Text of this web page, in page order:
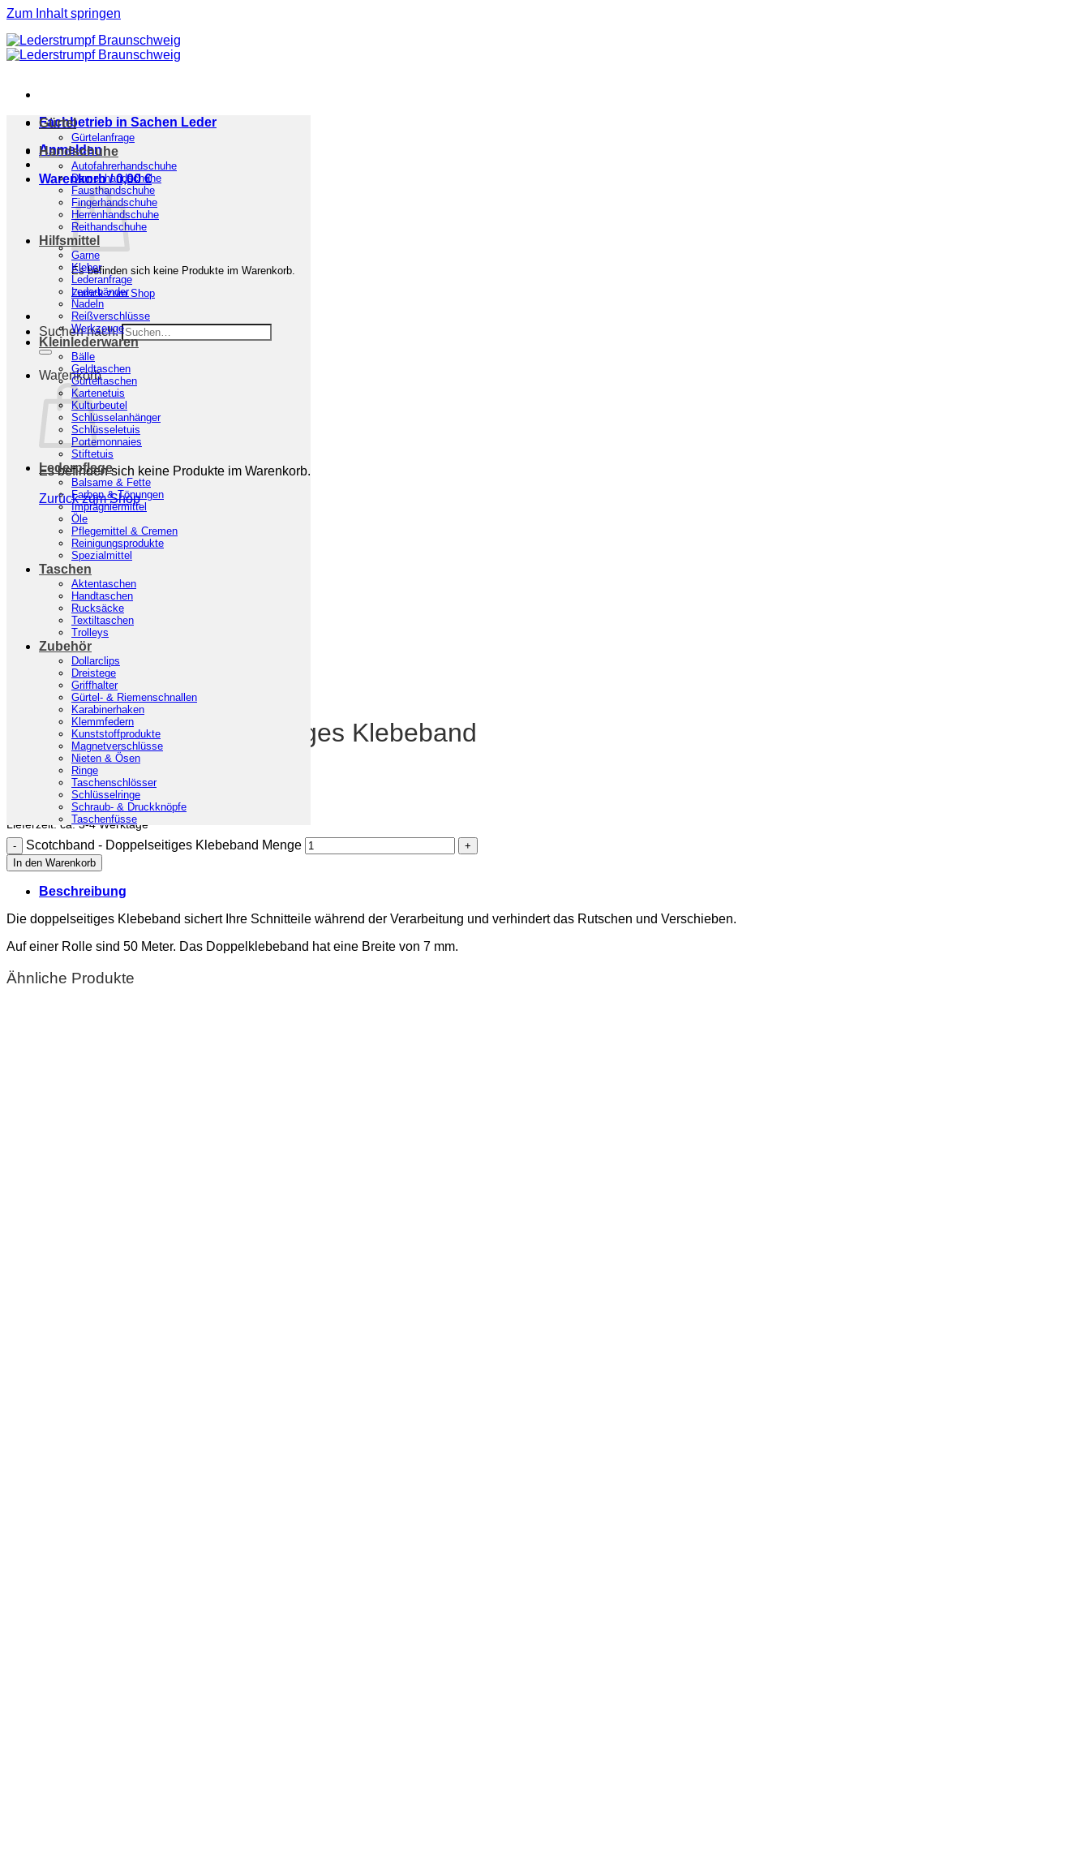
Zum Inhalt springen
Fachbetrieb in Sachen Leder
Anmelden
Warenkorb /0,00€
Es befinden sich keine Produkte im Warenkorb.
Zurück zum Shop
Suchen nach:
Warenkorb
Es befinden sich keine Produkte im Warenkorb.
Zurück zum Shop
Gürtel
Gürtelanfrage
Handschuhe
Autofahrerhandschuhe
Damenhandschuhe
Fausthandschuhe
Fingerhandschuhe
Herrenhandschuhe
Reithandschuhe
Hilfsmittel
Garne
Kleber
Lederanfrage
Lederbänder
Nadeln
Reißverschlüsse
Werkzeuge
Kleinlederwaren
Bälle
Geldtaschen
Gürteltaschen
Kartenetuis
Kulturbeutel
Schlüsselanhänger
Schlüsseletuis
Portemonnaies
Stiftetuis
Lederpflege
Balsame & Fette
Farben & Tönungen
Imprägniermittel
Öle
Pflegemittel & Cremen
Reinigungsprodukte
Spezialmittel
Taschen
Aktentaschen
Handtaschen
Rucksäcke
Textiltaschen
Trolleys
Zubehör
Dollarclips
Dreistege
Griffhalter
Gürtel- & Riemenschnallen
Karabinerhaken
Klemmfedern
Kunststoffprodukte
Magnetverschlüsse
Nieten & Ösen
Ringe
Taschenschlösser
Schlüsselringe
Schraub- & Druckknöpfe
Taschenfüsse
Hilfsmittel / Kleber
Scotchband – Doppelseitiges Klebeband
inkl. 19% MwSt.zzgl.Versandkosten
Lieferzeit:ca. 3-4 Werktage
Scotchband - Doppelseitiges Klebeband Menge
In den Warenkorb
Beschreibung
Die doppelseitiges Klebeband sichert Ihre Schnitteile während der Verarbeitung und verhindert das Rutschen und Verschieben.
Auf einer Rolle sind 50 Meter. Das Doppelklebeband hat eine Breite von 7 mm.
Ähnliche Produkte